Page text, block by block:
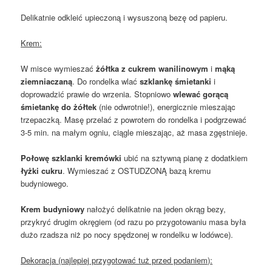
Delikatnie odkleić upieczoną i wysuszoną bezę od papieru.
Krem:
W misce wymieszaćżółtka z cukrem wanilinowym imąką
ziemniaczaną. Do rondelka wlać szklankę śmietanki i
doprowadzić prawie do wrzenia. Stopniowowlewać gorącą
śmietankę do żółtek (nie odwrotnie!), energicznie mieszając
trzepaczką. Masę przelać z powrotem do rondelka i podgrzewać
3-5 min. na małym ogniu, ciągle mieszając, aż masa zgęstnieje.
Połowę szklanki kremówki ubić na sztywną pianę z dodatkiem
łyżki cukru. Wymieszać z OSTUDZONĄ bazą kremu
budyniowego.
Krem budyniowy nałożyć delikatnie na jeden okrąg bezy,
przykryć drugim okręgiem (od razu po przygotowaniu masa była
dużo rzadsza niż po nocy spędzonej w rondelku w lodówce).
Dekoracja (najlepiej przygotować tuż przed podaniem):